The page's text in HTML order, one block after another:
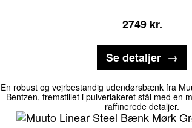
2749 kr.
Se detaljer
En robust og vejrbestandig udendørsbænk fra
Bentzen, fremstillet i pulverlakeret stål med en
raffinerede detaljer.